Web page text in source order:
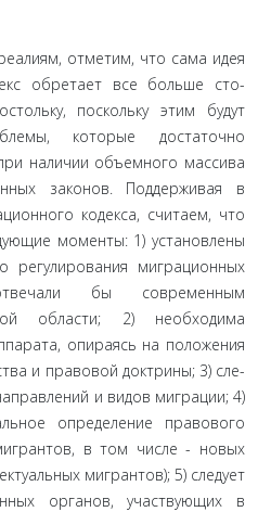
отметим, что сама идея
обретает все больше сто­
поскольку этим будут
которые достаточно
наличии объемного массива
законов. Поддерживая в
кодекса, считаем, что
моменты: 1) установлены
миграционных
бы современным
области; 2) необходи­ма
опираясь на положения
и правовой доктрины; 3) сле­
и видов миграции; 4)
определение правового
в том числе - новых
мигрантов); 5) следует
органов, участвующих в